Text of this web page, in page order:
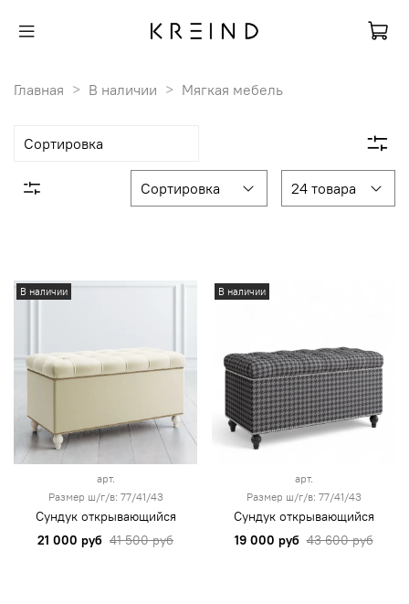
Главная В наличии Мягкая мебель
В наличии
арт.
Размер ш/г/в: 77/41/43
Сундук открывающийся
21 000 руб 41 500 руб
В наличии
арт.
Размер ш/г/в: 77/41/43
Сундук открывающийся
19 000 руб 43 600 руб